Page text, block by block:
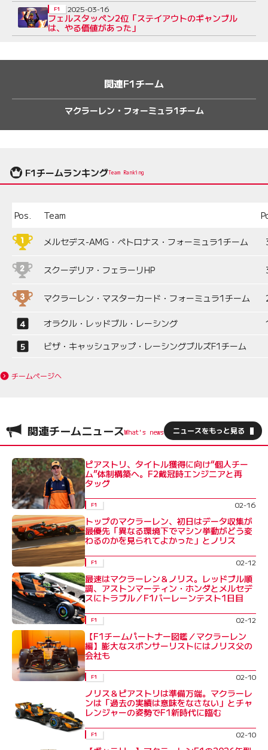
フェルスタッペン2位「ステイアウトのギャンブル
は、やる価値があった」
F1 2025-03-16
関連F1チーム
マクラーレン・フォーミュラ1チーム
F1チームランキングTeam Ranking
Pos. Team
メルセデス-AMG・ペトロナス・フォーミュラ1チーム
スクーデリア・フェラーリHP
マクラーレン・マスターカード・フォーミュラ1チーム
オラクル・レッドブル・レーシング
ビザ・キャッシュアップ・レーシングブルズF1チーム
チームページへ
関連チームニュース ニュースをもっと見る
ピアストリ、タイトル獲得に向け“個人チー
ム”体制構築へ。F2戴冠時エンジニアと再
タッグ
F1 02-16
トップのマクラーレン、初日はデータ収集が
最優先「異なる環境下でマシン挙動がどう変
わるのかを見られてよかった」とノリス
F1 02-12
最速はマクラーレン＆ノリス。レッドブル順
調、アストンマーティン・ホンダとメルセデ
スにトラブル／F1バーレーンテスト1日目
F1 02-12
【F1チームパートナー図鑑／マクラーレン
編】膨大なスポンサーリストにはノリス父の
会社も
F1 02-10
ノリス＆ピアストリは準備万端。マクラーレ
ンは「過去の実績は意味をなさない」とチャ
レンジャーの姿勢でF1新時代に臨む
F1 02-10